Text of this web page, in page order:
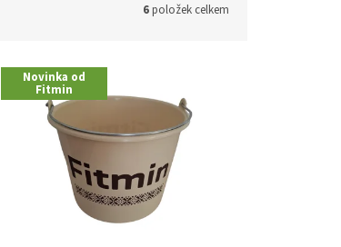
6položek celkem
Novinka od
Fitmin